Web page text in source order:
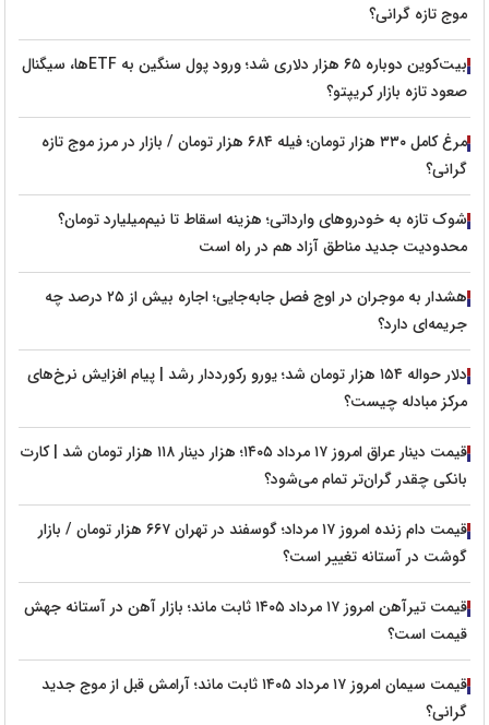
موج تازه گرانی؟
بیت‌کوین دوباره ۶۵ هزار دلاری شد؛ ورود پول سنگین به ETFها، سیگنال
صعود تازه بازار کریپتو؟
مرغ کامل ۳۳۰ هزار تومان؛ فیله ۶۸۴ هزار تومان / بازار در مرز موج تازه
گرانی؟
شوک تازه به خودروهای وارداتی؛ هزینه اسقاط تا نیم‌میلیارد تومان؟
محدودیت جدید مناطق آزاد هم در راه است
هشدار به موجران در اوج فصل جابه‌جایی؛ اجاره بیش از ۲۵ درصد چه
جریمه‌ای دارد؟
دلار حواله ۱۵۴ هزار تومان شد؛ یورو رکورددار رشد | پیام افزایش نرخ‌های
مرکز مبادله چیست؟
قیمت دینار عراق امروز ۱۷ مرداد ۱۴۰۵؛ هزار دینار ۱۱۸ هزار تومان شد | کارت
بانکی چقدر گران‌تر تمام می‌شود؟
قیمت دام زنده امروز ۱۷ مرداد؛ گوسفند در تهران ۶۶۷ هزار تومان / بازار
گوشت در آستانه تغییر است؟
قیمت تیرآهن امروز ۱۷ مرداد ۱۴۰۵ ثابت ماند؛ بازار آهن در آستانه جهش
قیمت است؟
قیمت سیمان امروز ۱۷ مرداد ۱۴۰۵ ثابت ماند؛ آرامش قبل از موج جدید
گرانی؟